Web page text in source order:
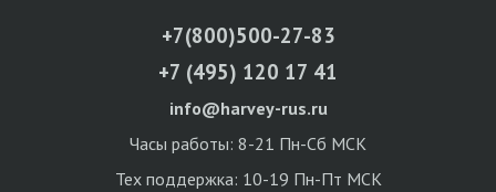
+7(800)500-27-83
+7 (495) 120 17 41
info@harvey-rus.ru
Часы работы: 8-21 Пн-Сб МСК
Тех поддержка: 10-19 Пн-Пт МСК